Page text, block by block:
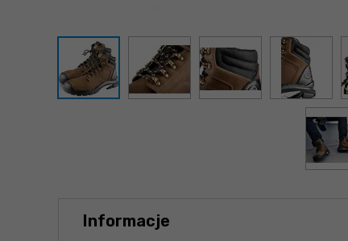
Informacje